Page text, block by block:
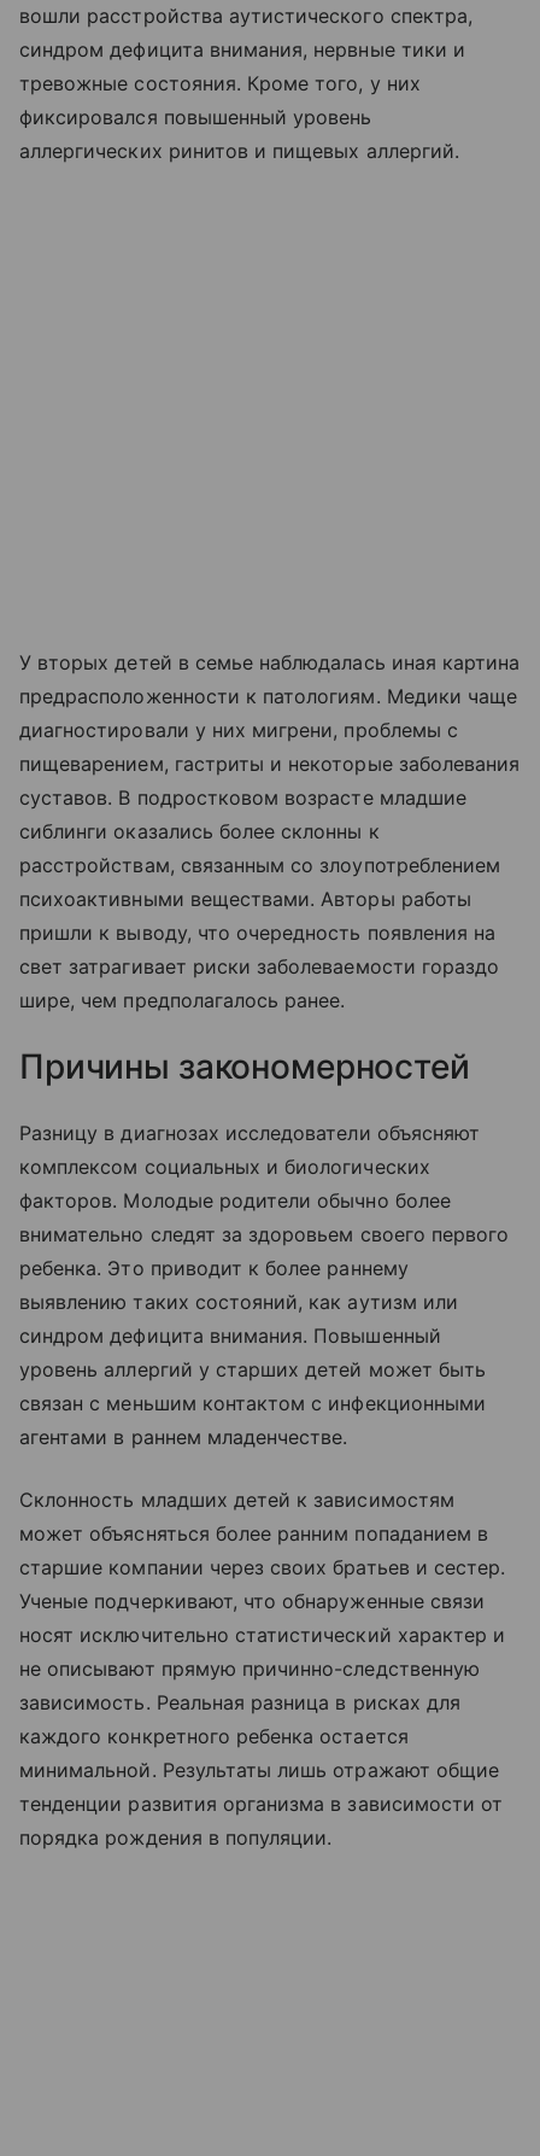
вошли расстройства аутистического спектра,
синдром дефицита внимания, нервные тики и
тревожные состояния. Кроме того, у них
фиксировался повышенный уровень
аллергических ринитов и пищевых аллергий.
У вторых детей в семье наблюдалась иная картина
предрасположенности к патологиям. Медики чаще
диагностировали у них мигрени, проблемы с
пищеварением, гастриты и некоторые заболевания
суставов. В подростковом возрасте младшие
сиблинги оказались более склонны к
расстройствам, связанным со злоупотреблением
психоактивными веществами. Авторы работы
пришли к выводу, что очередность появления на
свет затрагивает риски заболеваемости гораздо
шире, чем предполагалось ранее.
Причины закономерностей
Разницу в диагнозах исследователи объясняют
комплексом социальных и биологических
факторов. Молодые родители обычно более
внимательно следят за здоровьем своего первого
ребенка. Это приводит к более раннему
выявлению таких состояний, как аутизм или
синдром дефицита внимания. Повышенный
уровень аллергий у старших детей может быть
связан с меньшим контактом с инфекционными
агентами в раннем младенчестве.
Склонность младших детей к зависимостям
может объясняться более ранним попаданием в
старшие компании через своих братьев и сестер.
Ученые подчеркивают, что обнаруженные связи
носят исключительно статистический характер и
не описывают прямую причинно-следственную
зависимость. Реальная разница в рисках для
каждого конкретного ребенка остается
минимальной. Результаты лишь отражают общие
тенденции развития организма в зависимости от
порядка рождения в популяции.